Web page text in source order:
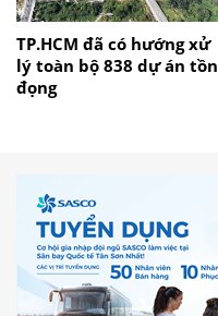
TP.HCM đã có hướng xử
lý toàn bộ 838 dự án tồn
đọng